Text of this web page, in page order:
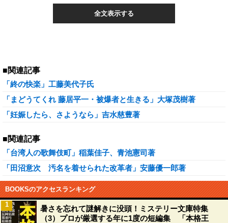
全文表示する
■関連記事
「終の快楽」工藤美代子氏
「まどうてくれ 藤居平一・被爆者と生きる」大塚茂樹著
「妊娠したら、さようなら」吉水慈豊著
■関連記事
「台湾人の歌舞伎町」稲葉佳子、青池憲司著
「田沼意次 汚名を着せられた改革者」安藤優一郎著
BOOKSのアクセスランキング
暑さを忘れて謎解きに没頭！ミステリー文庫特集
（3）プロが厳選する年に1度の短編集 「本格王
1